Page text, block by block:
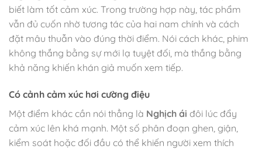
biết làm tốt cảm xúc. Trong trường hợp này, tác phẩm
vẫn đủ cuốn nhờ tương tác của hai nam chính và cách
đặt mâu thuẫn vào đúng thời điểm. Nói cách khác, phim
không thắng bằng sự mới lạ tuyệt đối, mà thắng bằng
khả năng khiến khán giả muốn xem tiếp.
Có cảnh cảm xúc hơi cường điệu
Một điểm khác cần nói thẳng là Nghịch ái đôi lúc đẩy
cảm xúc lên khá mạnh. Một số phân đoạn ghen, giận,
kiểm soát hoặc đối đầu có thể khiến người xem thích